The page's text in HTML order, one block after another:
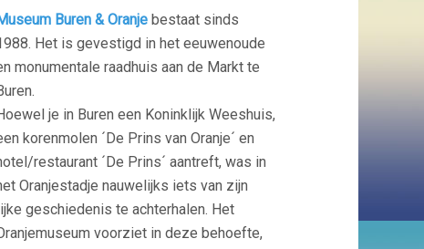
Buren & Oranje bestaat sinds
Het is gevestigd in het eeuwenoude
monumentale raadhuis aan de Markt te
je in Buren een Koninklijk Weeshuis,
korenmolen ´De Prins van Oranje´ en
restaurant ´De Prins´ aantreft, was in
Oranjestadje nauwelijks iets van zijn
geschiedenis te achterhalen. Het
voorziet in deze behoefte,